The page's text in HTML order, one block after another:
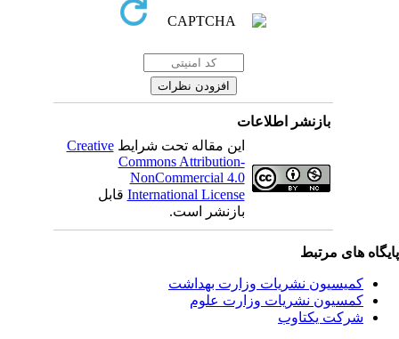
بازنشر اطلاعات
این مقاله تحت شرایطCreative
Commons Attribution-
NonCommercial 4.0
International Licenseقابل
بازنشر است.
های مرتبط
کمیسیون نشریات وزارت بهداشت
کمسیون نشریات وزارت علوم
شرکت یکتاوب